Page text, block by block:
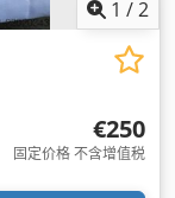
1 /2
€250
固定价格 不含增值税